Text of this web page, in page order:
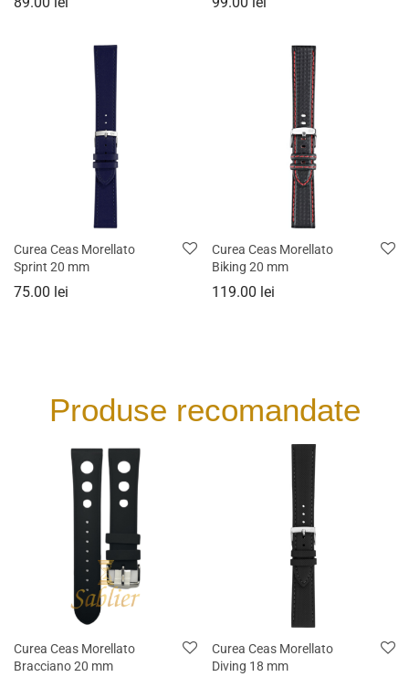
Curea Ceas Morellato
Sprint 20 mm
75.00 lei
Curea Ceas Morellato
Biking 20 mm
119.00 lei
Produse recomandate
Curea Ceas Morellato
Bracciano 20 mm
Curea Ceas Morellato
Diving 18 mm